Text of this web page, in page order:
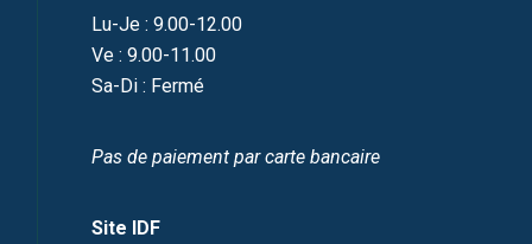
Lu-Je : 9.00-12.00
Ve : 9.00-11.00
Sa-Di : Fermé
Pas de paiement par carte bancaire
Site IDF